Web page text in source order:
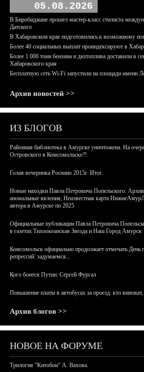
05.08.2026
В Биробиджане прошел мастер-класс стилиста
Датского
В Хабаровском крае подготовились к возможному
Более 40 социальных выплат проиндексируют в
Более 1 000 тонн бензина и дизтоплива доставили в
Хабаровского края
Бесплатную сеть Wi-Fi запустили на площади имени
Архив новостей >>
ИЗ БЛОГОВ
Районная библиотека в Амурске уничтожена. На
Островского в Комсомольске?!
Голая вечеринка Роснано 2015г. Итог.
Новые находки Павла Петровича Попельского:
аномальные явления, Неизвестная карта
автора в Амурске по 2025
Официальные публикации Павла Петровича
в газетах Тихоокеанская Звезда и Наш Город Амурск
Комсомольск официально продолжает отмечать День
репрессий: задумаемся...
Кого боится Путин: Сергей Фургал
Повышение платы в автобусах за проезд: кто виноват,
Архив блогов >>
НОВОЕ НА ФОРУМЕ
Трилогия "Китобои" А. Вахова.